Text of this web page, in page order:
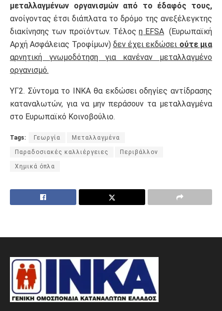
μεταλλαγμένων οργανισμών από το έδαφός τους,
ανοίγοντας έτσι διάπλατα το δρόμο της ανεξέλεγκτης
διακίνησης των προϊόντων. Τέλος η EFSA (Ευρωπαϊκή
Αρχή Ασφάλειας Τροφίμων) δεν έχει εκδώσει ούτε μια
αρνητική γνωμοδότηση για κανέναν μεταλλαγμένο
οργανισμό.
ΥΓ2. Σύντομα το ΙΝΚΑ θα εκδώσει οδηγίες αντίδρασης
καταναλωτών, για να μην περάσουν τα μεταλλαγμένα
στο Ευρωπαϊκό Κοινοβούλιο.
Tags: Γεωργία Μεταλλαγμένα
Παραδοσιακές καλλιέργειες Περιβάλλον
Χημικά όπλα